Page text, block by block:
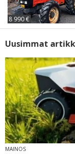
8 990 €
Uusimmat
MAINOS